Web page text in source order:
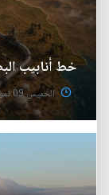
خط أنابيب
الخميس 09 تموز 2026